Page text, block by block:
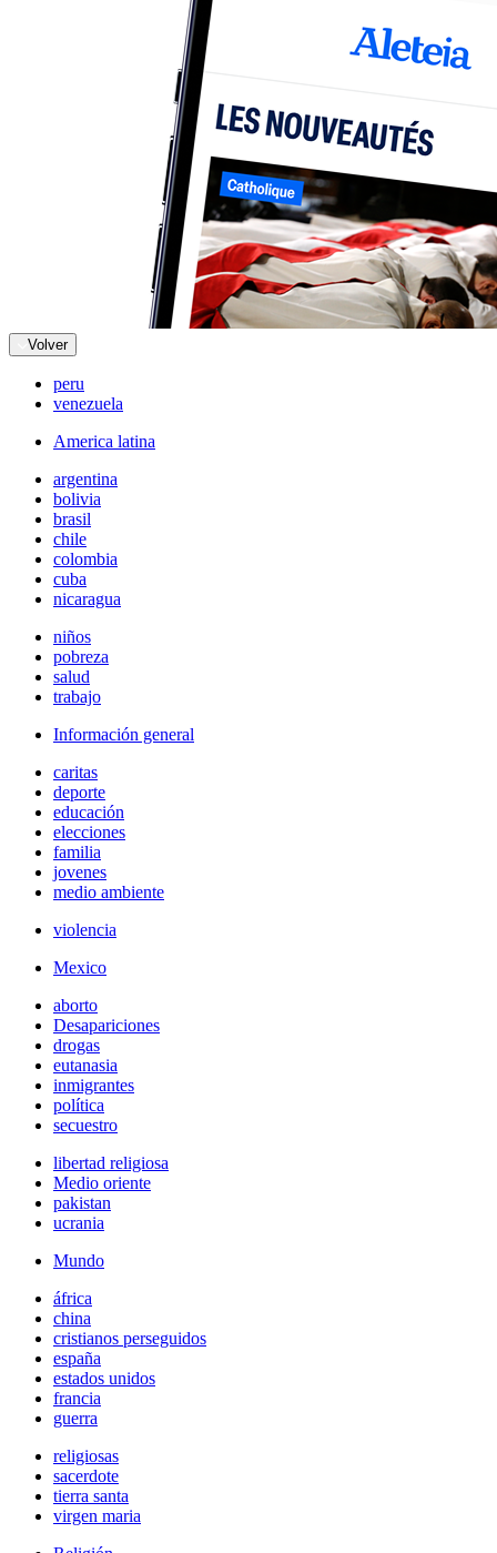
Volver
peru
venezuela
America latina
argentina
bolivia
brasil
chile
colombia
cuba
nicaragua
niños
pobreza
salud
trabajo
Información general
caritas
deporte
educación
elecciones
familia
jovenes
medio ambiente
violencia
Mexico
aborto
Desapariciones
drogas
eutanasia
inmigrantes
política
secuestro
libertad religiosa
Medio oriente
pakistan
ucrania
Mundo
áfrica
china
cristianos perseguidos
españa
estados unidos
francia
guerra
religiosas
sacerdote
tierra santa
virgen maria